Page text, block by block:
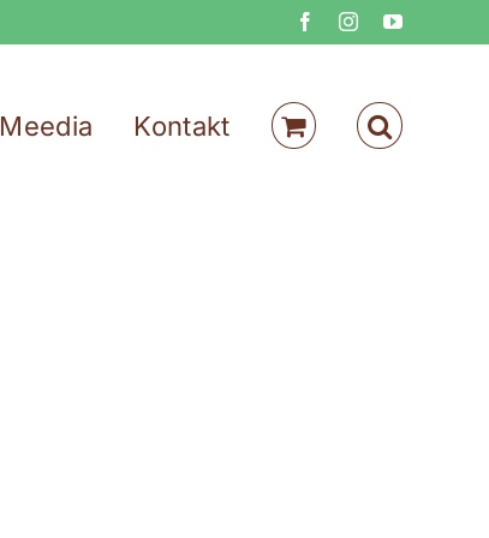
FacebookInstagramYouTube
Meedia Kontakt